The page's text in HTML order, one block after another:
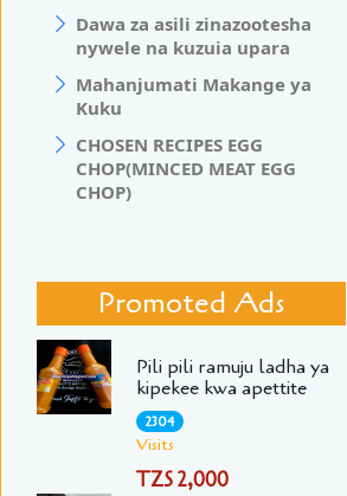
Dawa za asili zinazootesha
nywele na kuzuia upara
Mahanjumati Makange ya
Kuku
CHOSEN RECIPES EGG
CHOP(MINCED MEAT EGG
CHOP)
Promoted Ads
Pili pili ramuju ladha ya
kipekee kwa apettite
2304
Visits
TZS 2,000